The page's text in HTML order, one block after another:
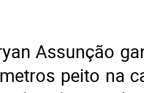
Assunção
peito na